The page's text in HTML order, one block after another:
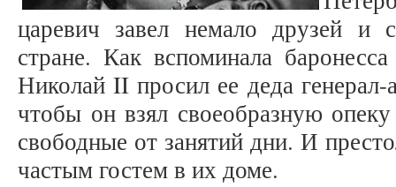
царевич завел немало друзей и
стране. Как вспоминала
Николай II просил ее деда
чтобы он взял своеобразную
свободные от занятий дни. И
частым гостем в их доме.